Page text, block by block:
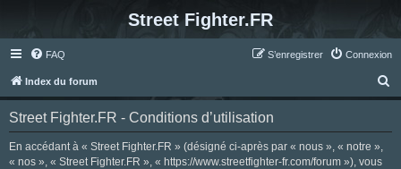
Street Fighter.FR
FAQ Connexion
S’enregistrer
Index du forum
e
Street Fighter.FR - Conditions d’utilisation
En accédant à « Street Fighter.FR » (désigné ci-après par « nous », « notre »,
« nos », « Street Fighter.FR », « https://www.streetfighter-fr.com/forum »), vous